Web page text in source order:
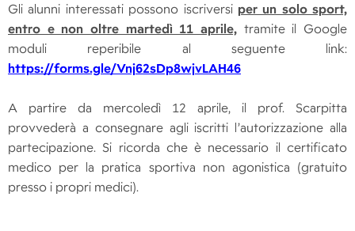
Gli alunni interessati possono iscriversi per un solo sport,
entro e non oltre martedì 11 aprile, tramite il Google
moduli reperibile al seguente link:
https://forms.gle/Vnj62sDp8wjvLAH46
A partire da mercoledì 12 aprile, il prof. Scarpitta
provvederà a consegnare agli iscritti l’autorizzazione alla
partecipazione. Si ricorda che è necessario il certificato
medico per la pratica sportiva non agonistica (gratuito
presso i propri medici).